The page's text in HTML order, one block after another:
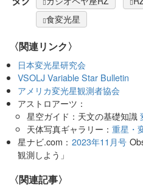
食変光星
〈関連リンク〉
日本変光星研究会
VSOLJ Variable Star Bulletin
アメリカ変光星観測者協会
アストロアーツ：
星空ガイド：天文の基礎知識
天体写真ギャラリー： 重星・
星ナビ.com： 2023年11月号
観測しよう」
関連記事